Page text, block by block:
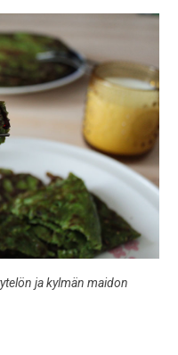
ja kylmän maidon